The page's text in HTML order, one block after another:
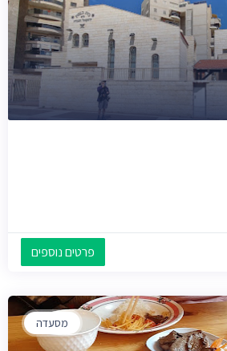
פרטים נוספים
מסעדה